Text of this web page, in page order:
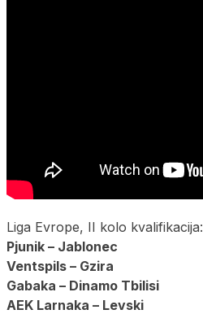
Liga Evrope, II kolo kvalifikacija:
Pjunik – Jablonec
Ventspils – Gzira
Gabaka – Dinamo Tbilisi
AEK Larnaka – Levski